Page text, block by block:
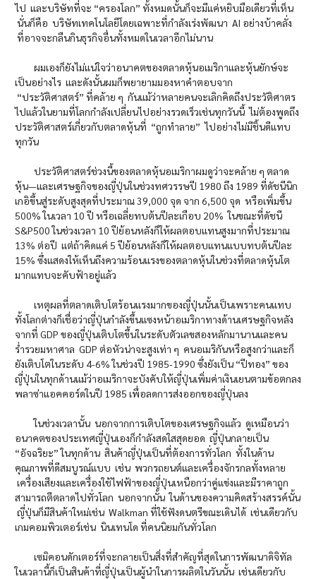
ไป และบริษัทที่จะ “ครองโลก” ทั้งหมดนั้นก็จะมีแค่หยิบมือเดียวที่เห็น
นั่นก็คือ บริษัทเทคโนโลยีโดยเฉพาะที่กำลังเร่งพัฒนา AI อย่างบ้าคลั่ง
ที่อาจจะกลืนกินธุรกิจอื่นทั้งหมดในเวลาอีกไม่นาน
ผมเองก็ยังไม่แน่ใจว่าอนาคตของตลาดหุ้นอเมริกาและหุ้นยักษ์จะ
เป็นอย่างไร และดังนั้นผมก็พยายามมองหาคำตอบจาก
“ประวัติศาสตร์” ที่คล้าย ๆ กันแม้ว่าหลายคนจะเลิกคิดถึงประวัติศาตร
ไปแล้วในยามที่โลกกำลังเปลี่ยนไปอย่างรวดเร็วเช่นทุกวันนี้ ไม่ต้องพูดถึง
ประวัติศาสตร์เกี่ยวกับตลาดหุ้นที่ “ถูกทำลาย” ไปอย่างไม่มีชิ้นดีแทบ
ทุกวัน
ประวัติศาสตร์ช่วงนี้ของตลาดหุ้นอเมริกาผมดูว่าจะคล้าย ๆ ตลาด
หุ้น—และเศรษฐกิจของญี่ปุ่นในช่วงทศวรรษปี 1980 ถึง 1989 ที่ดัชนีนิก
เกอิขึ้นสู่ระดับสูงสุดที่ประมาณ 39,000 จุด จาก 6,500 จุด หรือเพิ่มขึ้น
500% ในเวลา 10 ปี หรือเฉลี่ยทบต้นปีละเกือบ 20% ในขณะที่ดัชนี
S&P500 ในช่วงเวลา 10 ปีย้อนหลังก็ให้ผลตอบแทนสูงมากที่ประมาณ
13% ต่อปี แต่ถ้าคิดแค่ 5 ปีย้อนหลังก็ให้ผลตอบแทนแบบทบต้นปีละ
15% ซึ่งแสดงให้เห็นถึงความร้อนแรงของตลาดหุ้นในช่วงที่ตลาดหุ้นโต
มากแทบจะคับฟ้าอยู่แล้ว
เหตุผลที่ตลาดเติบโตร้อนแรงมากของญี่ปุ่นนั้นเป็นเพราะคนแทบ
ทั้งโลกต่างก็เชื่อว่าญี่ปุ่นกำลังขึ้นแซงหน้าอเมริกาทางด้านเศรษฐกิจหลัง
จากที่ GDP ของญี่ปุ่นเติบโตขึ้นในระดับตัวเลขสองหลักมานานและคน
ร่ำรวยมหาศาล GDP ต่อหัวน่าจะสูงเท่า ๆ คนอเมริกันหรือสูงกว่าและก็
ยังเติบโตในระดับ 4-6% ในช่วงปี 1985-1990 ซึ่งยังเป็น “ปีทอง” ของ
ญี่ปุ่นในทุกด้านแม้ว่าอเมริกาจะบังคับให้ญี่ปุ่นเพิ่มค่าเงินเยนตามข้อตกลง
พลาซ่าแอคคอร์ดในปี 1985 เพื่อลดการส่งออกของญี่ปุ่นลง
ในช่วงเวลานั้น นอกจากการเติบโตของเศรษฐกิจแล้ว ดูเหมือนว่า
อนาคตของประเทศญี่ปุ่นเองก็กำลังสดใสสุดยอด ญี่ปุ่นกลายเป็น
“อัจฉริยะ” ในทุกด้าน สินค้าญี่ปุ่นเป็นที่ต้องการทั่วโลก ทั้งในด้าน
คุณภาพที่ดีสมบูรณ์แบบ เช่น พวกรถยนต์และเครื่องจักรกลทั้งหลาย
เครื่องเสียงและเครื่องใช้ไฟฟ้าของญี่ปุ่นเหนือกว่าคู่แข่งและมีราคาถูก
สามารถตีตลาดไปทั่วโลก นอกจากนั้น ในด้านของความคิดสร้างสรรค์นั้น
ญี่ปุ่นก็มีสินค้าใหม่เช่น Walkman ที่ใช้ฟังดนตรีขณะเดินได้ เช่นเดียวกับ
เกมคอมพิวเตอร์เช่น นินเทนโด ที่คนนิยมกันทั่วโลก
เซมิคอนดักเตอร์ที่จะกลายเป็นสิ่งที่สำคัญที่สุดในการพัฒนาดิจิทัล
ในเวลานี้ก็เป็นสินค้าที่ญี่ปุ่นเป็นผู้นำในการผลิตในวันนั้น เช่นเดียวกับ